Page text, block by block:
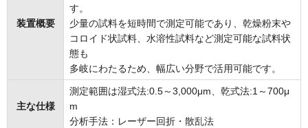
装置概要
す。
少量の試料を短時間で測定可能であり、乾燥粉末や
コロイド状試料、水溶性試料など測定可能な試料状
態も
多岐にわたるため、幅広い分野で活用可能です。
主な仕様
測定範囲は湿式法:0.5～3,000μm、乾式法:1～700μ
m
分析手法：レーザー回折・散乱法